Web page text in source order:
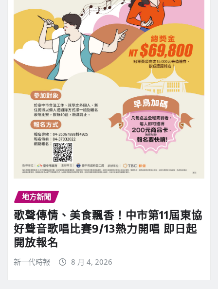
地方新聞
歌聲傳情、美食飄香！中市第11屆東協
好聲音歌唱比賽9/13熱力開唱 即日起
開放報名
新一代時報 8 月 4, 2026